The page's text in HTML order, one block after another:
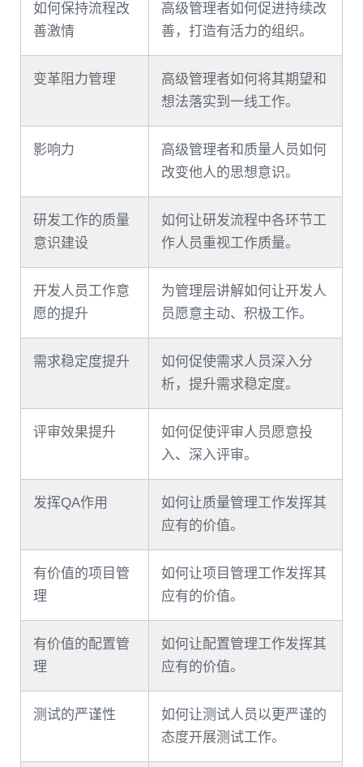
如何保持流程改
善激情
高级管理者如何促进持续改
善，打造有活力的组织。
变革阻力管理
高级管理者如何将其期望和
想法落实到一线工作。
影响力
高级管理者和质量人员如何
改变他人的思想意识。
研发工作的质量
意识建设
如何让研发流程中各环节工
作人员重视工作质量。
开发人员工作意
愿的提升
为管理层讲解如何让开发人
员愿意主动、积极工作。
需求稳定度提升
如何促使需求人员深入分
析，提升需求稳定度。
评审效果提升
如何促使评审人员愿意投
入、深入评审。
发挥QA作用
如何让质量管理工作发挥其
应有的价值。
有价值的项目管
理
如何让项目管理工作发挥其
应有的价值。
有价值的配置管
理
如何让配置管理工作发挥其
应有的价值。
测试的严谨性
如何让测试人员以更严谨的
态度开展测试工作。